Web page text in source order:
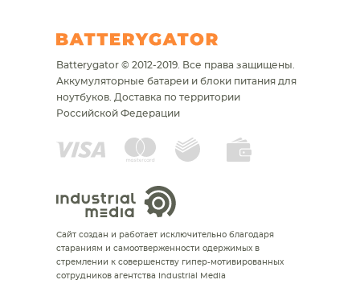
Batterygator © 2012-2019. Все права защищены.
Аккумуляторные батареи и блоки питания для
ноутбуков. Доставка по территории
Российской Федерации
Сайт создан и работает исключительно благодаря
стараниям и самоотверженности одержимых в
стремлении к совершенству гипер-мотивированных
сотрудников агентства Industrial Media